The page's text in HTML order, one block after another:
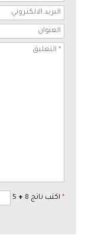
* اكتب ناتج 8 +